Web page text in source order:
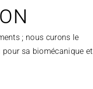
; nous curons le
sa biomécanique et